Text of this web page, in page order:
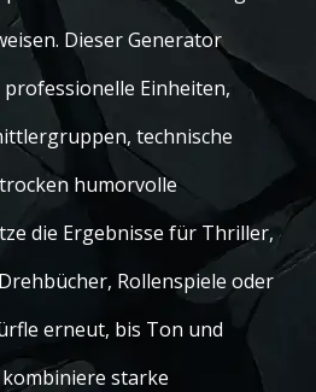
Dieser Generator
Einheiten,
technische
humorvolle
die Ergebnisse für Thriller,
Rollenspiele oder
erneut, bis Ton und
starke